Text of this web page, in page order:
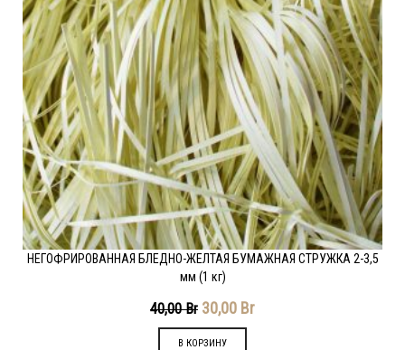
НЕГОФРИРОВАННАЯ БЛЕДНО-ЖЕЛТАЯ БУМАЖНАЯ СТРУЖКА 2-3,5
мм (1 кг)
40,00Br 30,00 Br
В КОРЗИНУ